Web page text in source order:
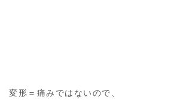
変形＝痛みではないので、